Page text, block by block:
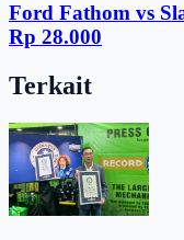
Ford Fathom vs
Rp 28.000
Terkait